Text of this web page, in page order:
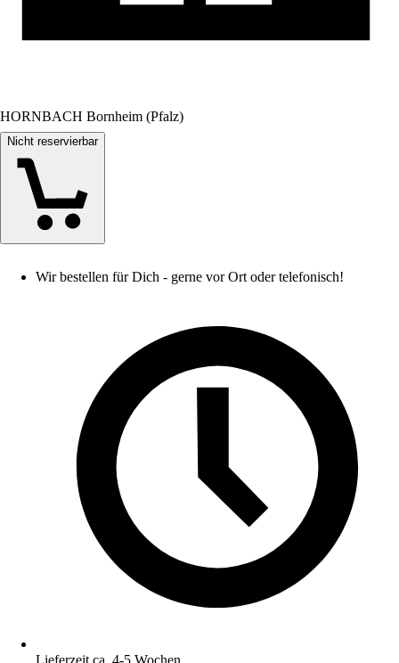
HORNBACH Bornheim (Pfalz)
Nicht reservierbar
Wir bestellen für Dich - gerne vor Ort oder telefonisch!
Lieferzeit ca. 4-5 Wochen